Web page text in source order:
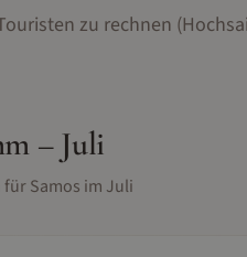
zu rechnen
–Juli
fürSamos im Juli